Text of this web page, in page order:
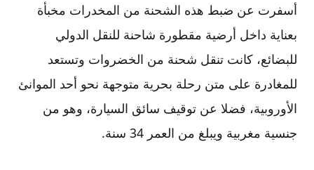
أسفرت عن ضبط هذه الشحنة من المخدرات مخبأة
بعناية داخل أرضية مقطورة شاحنة للنقل الدولي
للبضائع، كانت تنقل شحنة من الخضروات وتستعد
للمغادرة على متن رحلة بحرية متوجهة نحو أحد الموانئ
الأوروبية، فضلا عن توقيف سائق السيارة، وهو من
جنسية مغربية ويبلغ من العمر 34 سنة.